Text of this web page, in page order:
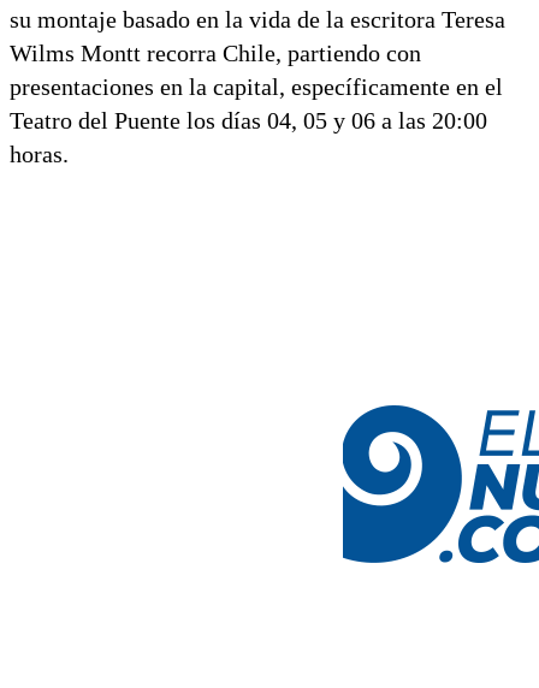
su montaje basado en la vida de la escritora Teresa
Wilms Montt recorra Chile, partiendo con
presentaciones en la capital, específicamente en el
Teatro del Puente los días 04, 05 y 06 a las 20:00
horas.